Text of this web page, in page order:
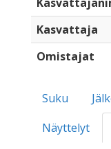
Kasvattaja
Omistajat
Suku
Näyttelyt